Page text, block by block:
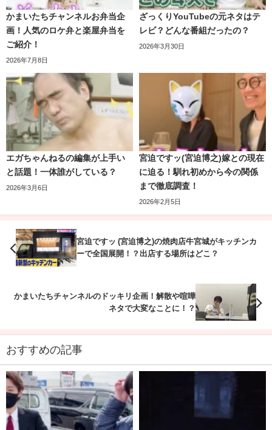
ば、解散にならなかったのかもしれませんね。
また、雨上がり決死隊解散報告会でも【宮迫さんがコンビ
解散報告に真剣に向き合っていない】
と思われる態度が多
ています。
いずれにせよ、
宮迫さんが“コンビ解散”を真剣に捉えてい
たかどうか が問題となっていたと思われます。
かまいたちチャンネルお弁当企
画！人気のロケ弁と楽屋弁当を
ご紹介！
2026年7月8日
ざっくりYouTubeの元ネタはテ
レビ？どんな番組だったの？
2026年3月30日
エガちゃんねるの編集が上手い
と話題！一体誰がしている？
2026年3月6日
宮迫ですッ(宮迫博之)嫁との現在
に迫る！馴れ初めから今の関係
まで徹底調査！
2026年2月5日
宮迫ですッ (宮迫博之)の焼肉店牛宮城がキッチンカ
ーで全国展開！？出店する場所はどこ？
かまいたちチャンネルのドッキリ企画！解散や喧嘩
ネタで大変なことに！？
おすすめの記事